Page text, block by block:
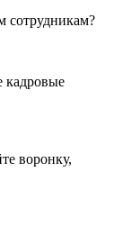
сотрудникам?
кадровые
воронку,